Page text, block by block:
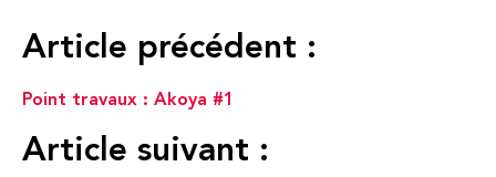
Article précédent :
Point travaux : Akoya #1
Article suivant :